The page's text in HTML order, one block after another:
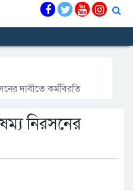
দাবীতে কর্মবিরতি
নিরসনের